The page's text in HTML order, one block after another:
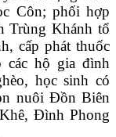
Côn; phối hợp
Trùng Khánh tổ
cấp phát thuốc
các hộ gia đình
học sinh có
nuôi Đồn Biên
Đình Phong